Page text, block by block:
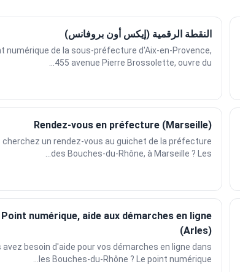
النقطة الرقمية (إيكس أون بروفانس)
numérique de la sous-préfecture d'Aix-en-Provence,
455 avenue Pierre Brossolette, ouvre du...
Rendez-vous en préfecture (Marseille)
cherchez un rendez-vous au guichet de la préfecture
des Bouches-du-Rhône, à Marseille ? Les...
Point numérique, aide aux démarches en ligne
(Arles)
avez besoin d'aide pour vos démarches en ligne dans
les Bouches-du-Rhône ? Le point numérique...